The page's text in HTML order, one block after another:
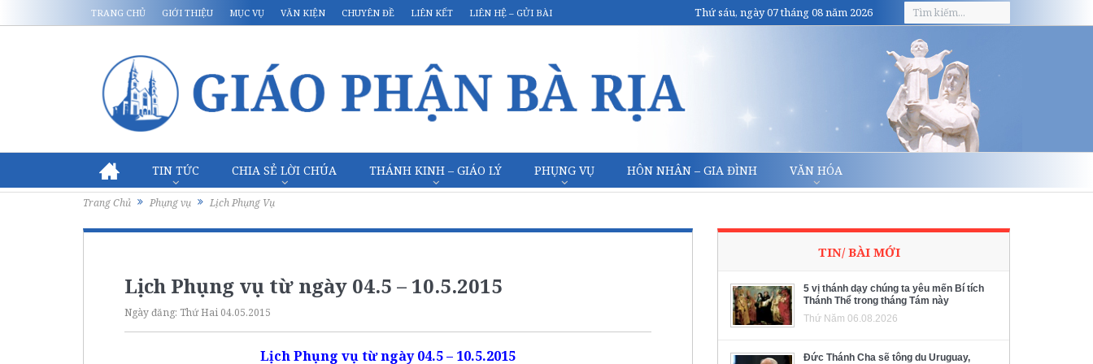
TRANG CHỦ GIỚI THIỆU MỤC VỤ VĂN KIỆN CHUYÊN ĐỀ LIÊN KẾT LIÊN HỆ – GỬI BÀI Thứ sáu, ngày 07 tháng 08 năm 2026
TIN TỨC CHIA SẺ LỜI CHÚA THÁNH KINH – GIÁO LÝ PHỤNG VỤ HÔN NHÂN – GIA ĐÌNH VĂN HÓA
Trang Chủ Phụng vụ Lịch Phụng Vụ
Lịch Phụng vụ từ ngày 04.5 – 10.5.2015
Ngày đăng: Thứ Hai 04.05.2015
Lịch Phụng vụ từ ngày 04.5 – 10.5.2015
TIN/ BÀI MỚI
5 vị thánh dạy chúng ta yêu mến Bí tích
Thánh Thể trong tháng Tám này
Thứ Năm 06.08.2026
Đức Thánh Cha sẽ tông du Uruguay,